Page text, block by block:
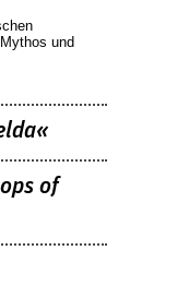
und
of